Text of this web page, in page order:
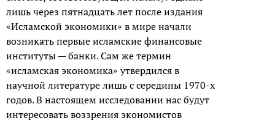
лишь через пятнадцать лет после издания
«Исламской экономики» в мире начали
возникать первые исламские финансовые
институты — банки. Сам же термин
«исламская экономика» утвердился в
научной литературе лишь с середины 1970-х
годов. В настоящем исследовании нас будут
интересовать воззрения экономистов